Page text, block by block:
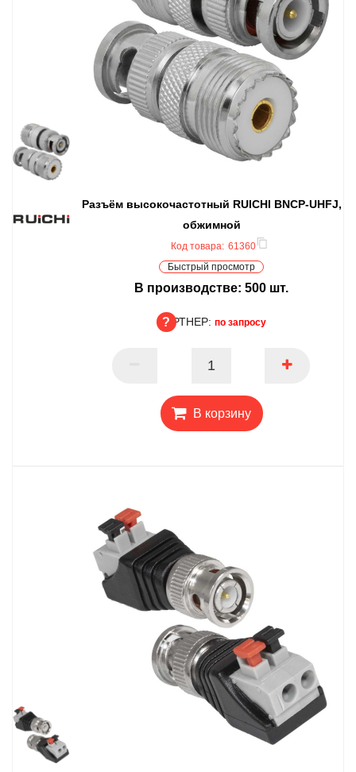
Разъём высокочастотный RUICHI BNCP-UHFJ,
обжимной
Код товара: 61360
Быстрый просмотр
В производстве: 500 шт.
ПАРТНЕР: по запросу
В корзину